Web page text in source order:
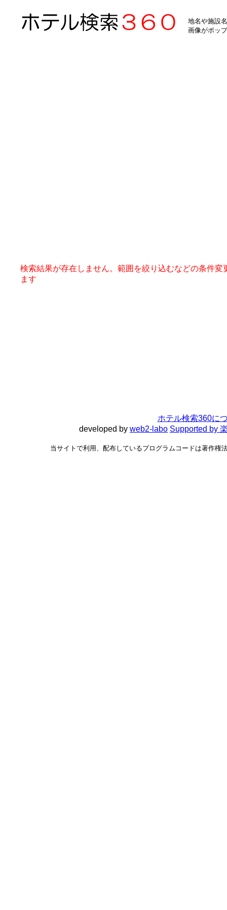
地名や施設
画像がポッ
検索結果が存在しません。範囲を絞り込むなどの条件変
ます
ホテル検索360に
developed by web2-labo Supported by
当サイトで利用、配布しているプログラムコードは著作